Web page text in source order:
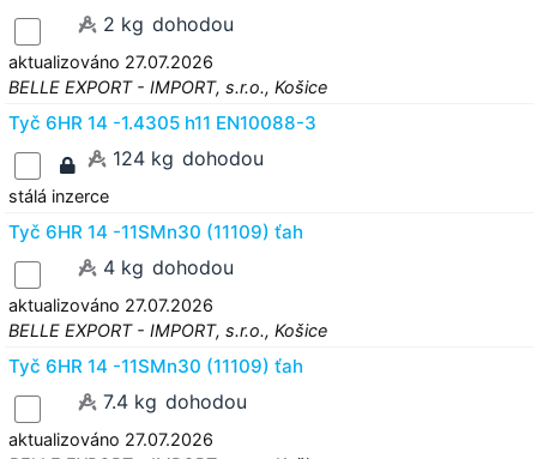
2 kg dohodou
aktualizováno 27.07.2026
BELLE EXPORT - IMPORT, s.r.o., Košice
Tyč 6HR 14 -1.4305 h11 EN10088-3
124 kg dohodou
stálá inzerce
Tyč 6HR 14 -11SMn30 (11109) ťah
4 kg dohodou
aktualizováno 27.07.2026
BELLE EXPORT - IMPORT, s.r.o., Košice
Tyč 6HR 14 -11SMn30 (11109) ťah
7.4 kg dohodou
aktualizováno 27.07.2026